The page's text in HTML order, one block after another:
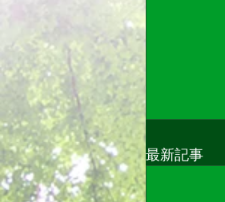
最新記事